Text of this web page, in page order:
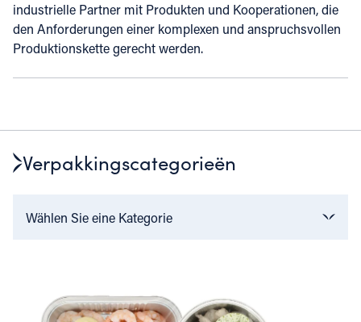
industrielle Partner mit Produkten und Kooperationen, die
den Anforderungen einer komplexen und anspruchsvollen
Produktionskette gerecht werden.
Verpakkingscategorieën
Wählen Sie eine Kategorie